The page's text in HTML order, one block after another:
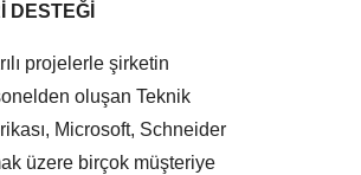
DESTEĞİ
projelerle şirketin
oluşan Teknik
Microsoft, Schneider
üzere birçok müşteriye